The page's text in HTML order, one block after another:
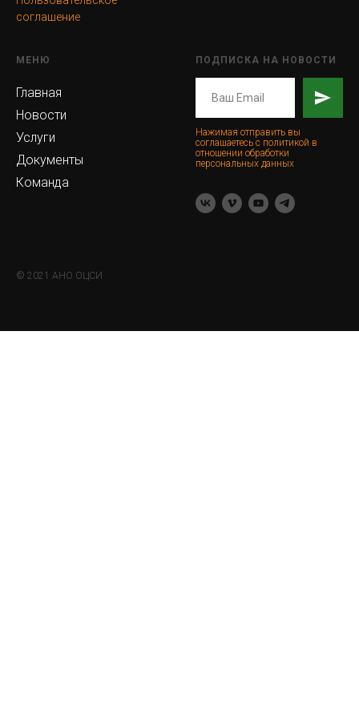
соглашение
МЕНЮ
Главная
Новости
Услуги
Документы
Команда
ПОДПИСКА НА НОВОСТИ
Нажимая отправить вы
соглашаетесь с политикой в
отношении обработки
персональных данных
© 2021 АНО ОЦСИ